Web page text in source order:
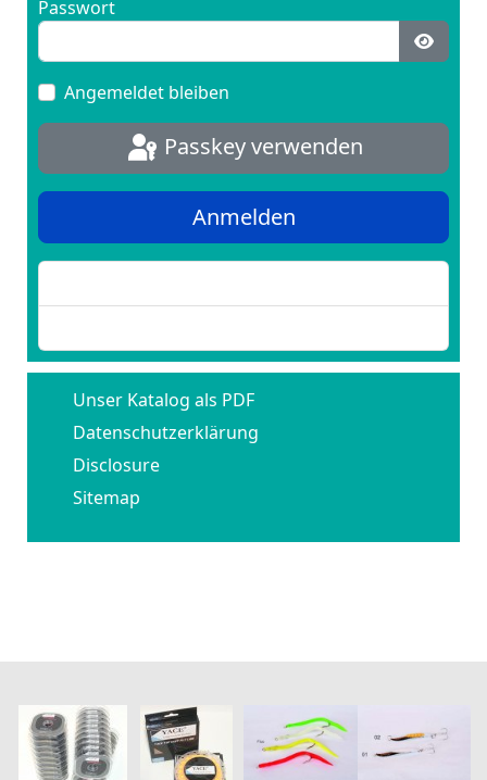
Passwort
Angemeldet bleiben
Passkey verwenden
Anmelden
Unser Katalog als PDF
Datenschutzerklärung
Disclosure
Sitemap